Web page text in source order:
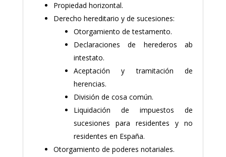
Propiedad horizontal.
Derecho hereditario y de sucesiones:
Otorgamiento de testamento.
Declaraciones de herederos ab
intestato.
Aceptación y tramitación de
herencias.
División de cosa común.
Liquidación de impuestos de
sucesiones para residentes y no
residentes en España.
Otorgamiento de poderes notariales.